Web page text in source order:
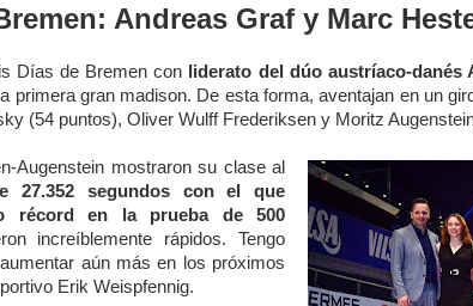
Andreas Graf y Marc
Días de Bremen con
liderato del dúo austríaco-danés
primera gran madison. De esta forma, aventajan en un
(54 puntos), Oliver Wulff Frederiksen y Moritz
Augenstein mostraron su clase al
27.352 segundos con el que
récord en la prueba de 500
increíblemente rápidos. Tengo
aún más en los próximos
Erik Weispfennig.